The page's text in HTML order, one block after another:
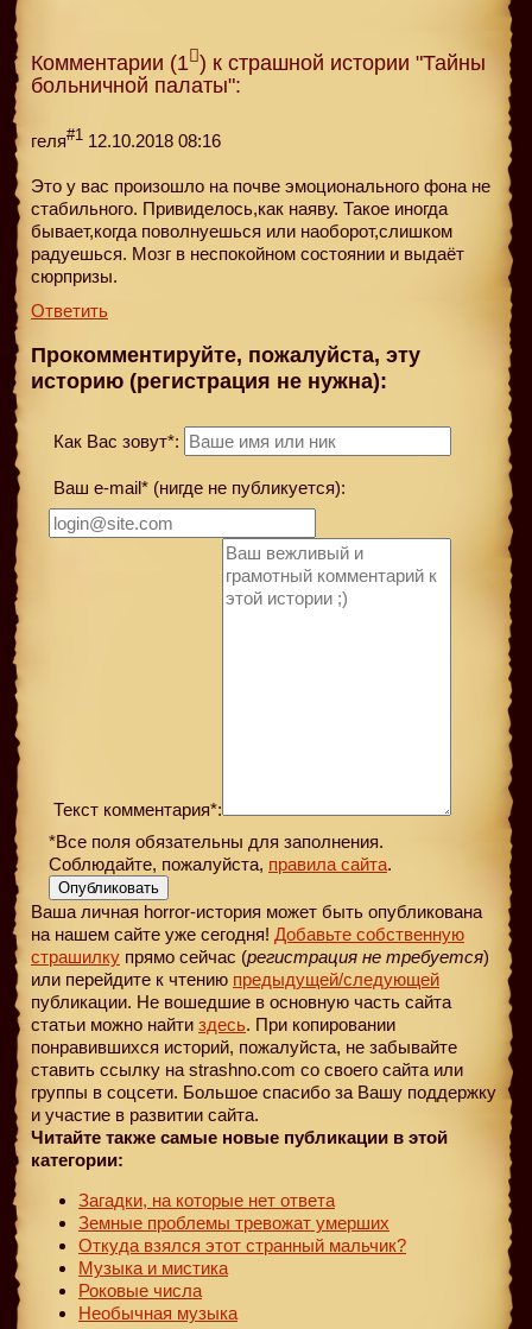
Комментарии (1 ) к страшной истории "Тайны
больничной палаты":
геля#1 12.10.2018 08:16
Это у вас произошло на почве эмоционального фона не
стабильного. Привиделось,как наяву. Такое иногда
бывает,когда поволнуешься или наоборот,слишком
радуешься. Мозг в неспокойном состоянии и выдаёт
сюрпризы.
Ответить
Прокомментируйте, пожалуйста, эту
историю (регистрация не нужна):
Как Вас зовут*:
Ваш e-mail* (нигде не публикуется):
Текст комментария*:
*Все поля обязательны для заполнения.
Соблюдайте, пожалуйста, правила сайта.
Опубликовать
Ваша личная horror-история может быть опубликована
на нашем сайте уже сегодня! Добавьте собственную
страшилку прямо сейчас (регистрация не требуется)
или перейдите к чтению предыдущей/следующей
публикации. Не вошедшие в основную часть сайта
статьи можно найти здесь. При копировании
понравившихся историй, пожалуйста, не забывайте
ставить ссылку на strashno.com со своего сайта или
группы в соцсети. Большое спасибо за Вашу поддержку
и участие в развитии сайта.
Читайте также самые новые публикации в этой
категории:
Загадки, на которые нет ответа
Земные проблемы тревожат умерших
Откуда взялся этот странный мальчик?
Музыка и мистика
Роковые числа
Необычная музыка